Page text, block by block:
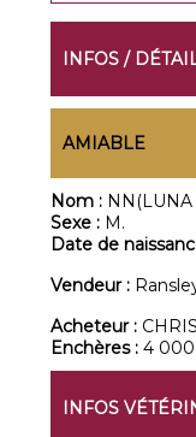
INFOS /
AMIABLE
Nom : NN(LUNA
Sexe : M.
Date de
Vendeur :
Acheteur :
Enchères :4
INFOS